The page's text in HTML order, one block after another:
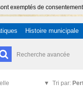
exemptés de
Histoire municipale
Recherche avancée
Tri par: